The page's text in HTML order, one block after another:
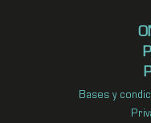
Bases y